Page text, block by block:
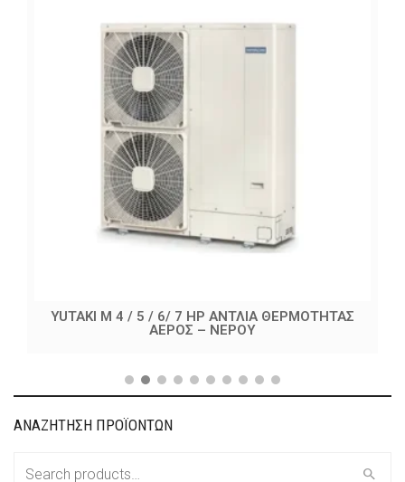
YUTAKI M 4 / 5 / 6/ 7 HP ΑΝΤΛΙA ΘΕΡΜΟΤΗΤΑΣ
ΑΕΡΟΣ – ΝΕΡΟΥ
ΑΝΑΖΗΤΗΣΗ ΠΡΟΪΟΝΤΩΝ